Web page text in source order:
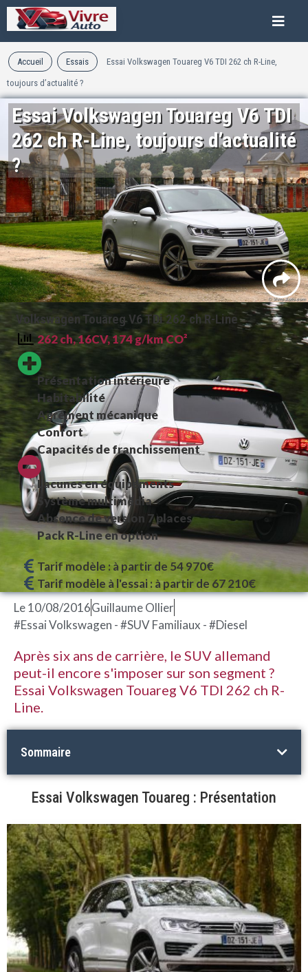
Accueil Essais Essai Volkswagen Touareg V6 TDI 262 ch R-Line,
toujours d’actualité ?
Essai Volkswagen Touareg V6 TDI
262 ch R-Line, toujours d’actualité
?
Volkswagen Touareg V6 TDi 262 ch R-Line
262 ch, 16CV, 174 g/km CO²
Présentation intérieure
Habitabilité
Agrément mécanique
Confort
Capacités de franchissement
Lacunes en équipements
Système multimédia
Absence de version 7 places
Pack R-Line en option
Tarif modèle : à partir de 54 970€
Tarif modèle à l'essai : à partir de 67 210€
Le10/08/2016Guillaume Ollier
#Essai Volkswagen - #SUV Familiaux - #Diesel
Après six ans de carrière, le SUV allemand
peut-il encore s'imposer sur son segment ?
Essai Volkswagen Touareg V6 TDI 262 ch R-
Line.
Sommaire
Essai Volkswagen Touareg : Présentation